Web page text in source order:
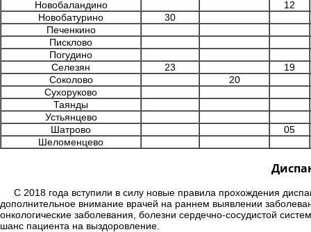
Новобаландино
12
Новобатурино
30
Печенкино
Писклово
Погудино
Селезян
23
19
Соколово
20
Сухоруково
Таянды
Устьянцево
Шатрово
05
Шеломенцево
С 2018 года вступили в силу новые правила прохождения
дополнительное внимание врачей на раннем выявлении
онкологические заболевания, болезни сердечно-сосудистой
шанс пациента на выздоровление.